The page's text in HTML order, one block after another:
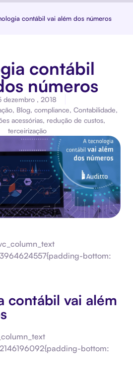
contábil vai além dos números
contábil
números
dezembro , 2018
, Blog, compliance, Contabilidade,
acessórias, redução de custos,
terceirização
bottom:
contábil vai além
bottom: